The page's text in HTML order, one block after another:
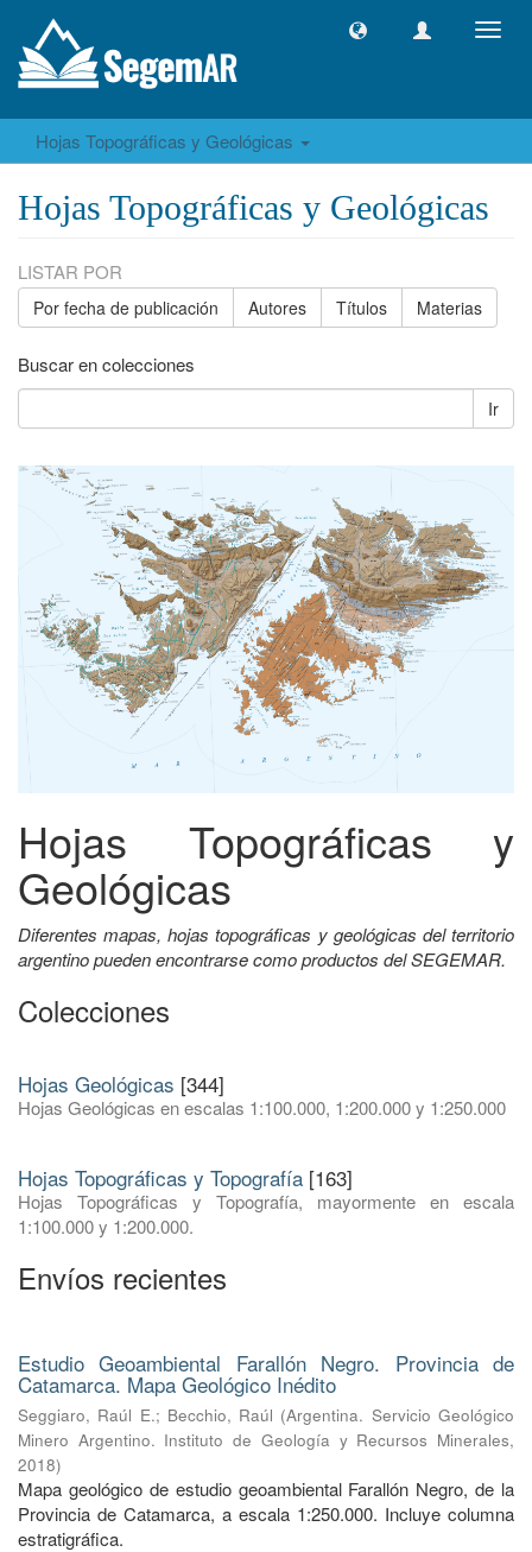
Hojas Topográficas y Geológicas
Hojas Topográficas y Geológicas
LISTAR POR
Por fecha de publicación Autores Títulos Materias
Buscar en colecciones
Ir
Hojas Topográficas y
Geológicas
Diferentes mapas, hojas topográficas y geológicas del territorio
argentino pueden encontrarse como productos del SEGEMAR.
Colecciones
Hojas Geológicas [344]
Hojas Geológicas en escalas 1:100.000, 1:200.000 y 1:250.000
Hojas Topográficas y Topografía [163]
Hojas Topográficas y Topografía, mayormente en escala
1:100.000 y 1:200.000.
Envíos recientes
Estudio Geoambiental Farallón Negro. Provincia de
Catamarca. Mapa Geológico Inédito
Seggiaro, Raúl E.; Becchio, Raúl (Argentina. Servicio Geológico
Minero Argentino. Instituto de Geología y Recursos Minerales,
2018)
Mapa geológico de estudio geoambiental Farallón Negro, de la
Provincia de Catamarca, a escala 1:250.000. Incluye columna
estratigráfica.